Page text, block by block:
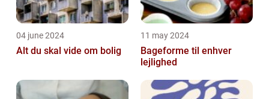
04 june 2024
Alt du skal vide om bolig
11 may 2024
Bageforme til enhver
lejlighed